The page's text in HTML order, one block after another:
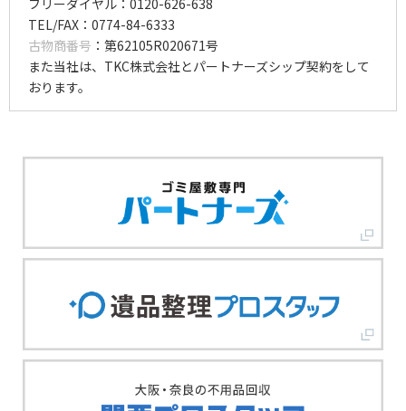
TEL/FAX：0774-84-6333
古物商番号 ：第62105R020671号
また当社は、TKC株式会社とパートナーズシップ契約をして
おります。